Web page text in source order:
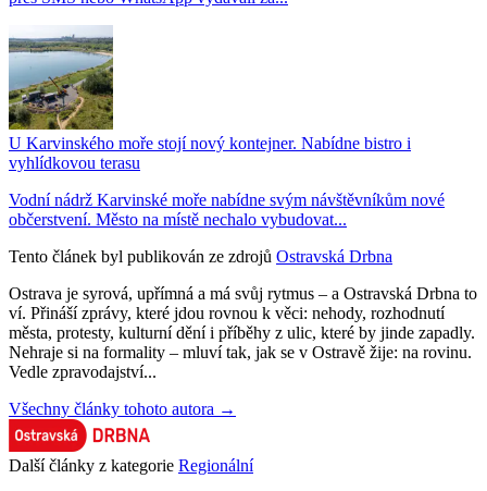
U Karvinského moře stojí nový kontejner. Nabídne bistro i
vyhlídkovou terasu
Vodní nádrž Karvinské moře nabídne svým návštěvníkům nové
občerstvení. Město na místě nechalo vybudovat...
Tento článek byl publikován ze zdrojů Ostravská Drbna
Ostrava je syrová, upřímná a má svůj rytmus – a Ostravská Drbna to
ví. Přináší zprávy, které jdou rovnou k věci: nehody, rozhodnutí
města, protesty, kulturní dění i příběhy z ulic, které by jinde zapadly.
Nehraje si na formality – mluví tak, jak se v Ostravě žije: na rovinu.
Vedle zpravodajství...
Všechny články tohoto autora →
Další články z kategorie Regionální